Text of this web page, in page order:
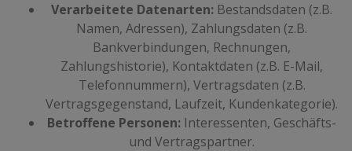
Verarbeitete Datenarten: Bestandsdaten (z.B.
Namen, Adressen), Zahlungsdaten (z.B.
Bankverbindungen, Rechnungen,
Zahlungshistorie), Kontaktdaten (z.B. E-Mail,
Telefonnummern), Vertragsdaten (z.B.
Vertragsgegenstand, Laufzeit, Kundenkategorie).
Betroffene Personen: Interessenten, Geschäfts-
und Vertragspartner.